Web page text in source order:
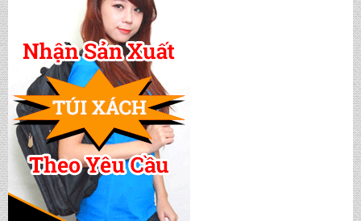
CẶP HỌC SINH MS: TN 5016
CẶP HỌC SINH MS: TN 5015